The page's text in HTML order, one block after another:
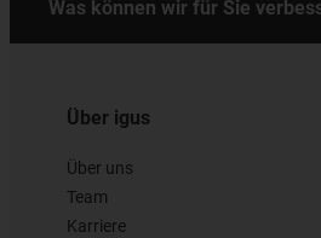
Was können wir für Sie
Über igus
Über uns
Team
Karriere